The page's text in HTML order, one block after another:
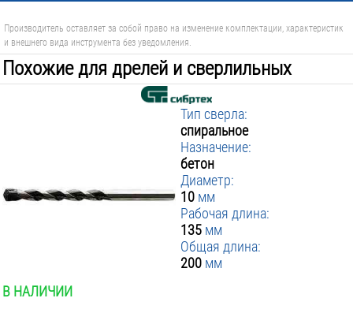
Производитель оставляет за собой право на изменение комплектации, характеристик
и внешнего вида инструмента без уведомления.
Похожие для дрелей и сверлильных
машин:
Тип сверла:
спиральное
Назначение:
бетон
Диаметр:
10 мм
Рабочая длина:
135 мм
Общая длина:
200 мм
В НАЛИЧИИ